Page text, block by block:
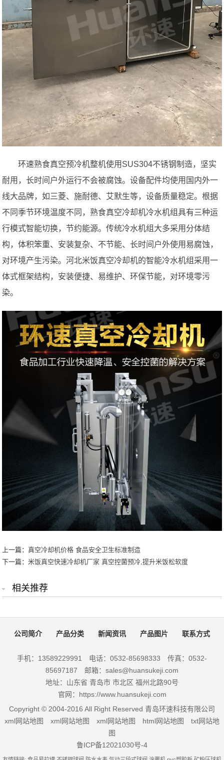
环速熟食真空预冷机整机使用SUS304不锈钢制造，坚实
耐用，长时间户外运行不会被腐蚀。设备配件均使用国内外一
线大品牌，如三菱、施耐德、艾默生等，设备质量稳定。根据
不同季节环境温度不同，熟食真空冷却机冷水机组具有三种运
行模式智能切换，节约能源。传统冷水机组大多采用分体结
构，体积笨重、安装复杂、不节能、长时间户外使用易腐蚀，
对环境产生污染。河北米饭真空冷却机的智能冷水机组采用一
体式框架结构，安装便捷、易维护、环保节能，对环境零污
染。
上一篇：真空冷却机价格 食品安全卫生标准制造
下一篇：米饭真空快速冷却机厂家 真空控菌预冷,提升米饭松软度
相关推荐
公司简介 产品分类 新闻资讯 产品图片 联系方式
手机：13589229991 电话：0532-85698333 传真：0532-
85697187 邮箱：sales@huansukeji.com
地址：山东省 青岛市 市北区 福州北路90号
官网：https://www.huansukeji.com
Copyright © 2004-2016 All Right Reserved 青岛环速科技有限公司
xml网站地图
xml网站地图 xml网站地图 html网站地图
txt网站地
图
鲁ICP备12021030号-4